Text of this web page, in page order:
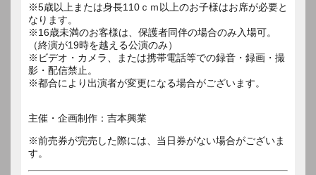
※5歳以上または身長110ｃｍ以上のお子様はお席が必要と
なります。
※16歳未満のお客様は、保護者同伴の場合のみ入場可。
（終演が19時を越える公演のみ）
※ビデオ・カメラ、または携帯電話等での録音・録画・撮
影・配信禁止。
※都合により出演者が変更になる場合がございます。
主催・企画制作：吉本興業
※前売券が完売した際には、当日券がない場合がございま
す。